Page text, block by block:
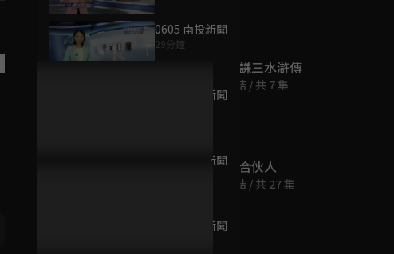
0605 南投新聞
29分鐘
0606 南投新聞
0607 南投新聞
0608 南投新聞
為您推薦
北方謙三水滸傳
已完結 / 共 7 集
夢想合伙人
已完結 / 共 27 集